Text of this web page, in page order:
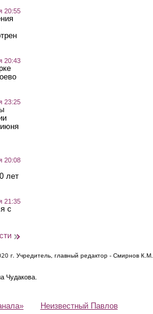
20:55
20:43
23:25
20:08
лет
21:35
с
г. Учредитель, главный редактор - Смирнов К.М.
Чудакова.
Неизвестный Павлов